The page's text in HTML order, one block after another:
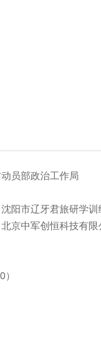
员部政治工作局
沈阳市辽牙君旅研学训
北京中军创恒科技有限